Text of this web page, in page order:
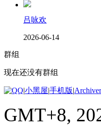
吕咏欢
2026-06-14
群组
现在还没有群组
|小黑屋|手机版|Archiver
GMT+8,